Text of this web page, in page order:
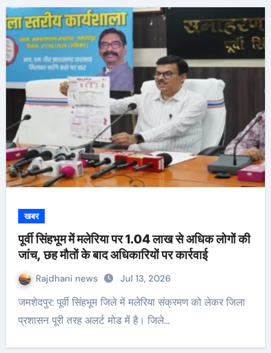
खबर
पूर्वी सिंहभूम में मलेरिया पर 1.04 लाख से अधिक लोगों की
जांच, छह मौतों के बाद अधिकारियों पर कार्रवाई
Rajdhani news Jul 13, 2026
जमशेदपुर: पूर्वी सिंहभूम जिले में मलेरिया संक्रमण को लेकर जिला
प्रशासन पूरी तरह अलर्ट मोड में है। जिले…